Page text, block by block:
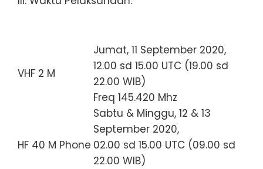
VHF 2 M
Jumat, 11 September 2020,
12.00 sd 15.00 UTC (19.00 sd
22.00 WIB)
Freq 145.420 Mhz
HF 40 M Phone
Sabtu & Minggu, 12 & 13
September 2020,
02.00 sd 15.00 UTC (09.00 sd
22.00 WIB)